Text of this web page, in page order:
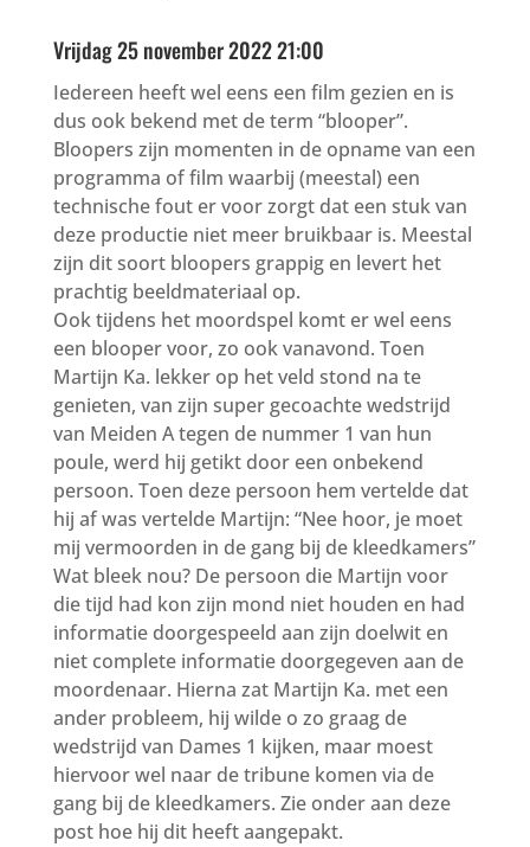
Vrijdag 25 november 2022 21:00
Iedereen heeft wel eens een film gezien en is
dus ook bekend met de term “blooper”.
Bloopers zijn momenten in de opname van een
programma of film waarbij (meestal) een
technische fout er voor zorgt dat een stuk van
deze productie niet meer bruikbaar is. Meestal
zijn dit soort bloopers grappig en levert het
prachtig beeldmateriaal op.
Ook tijdens het moordspel komt er wel eens
een blooper voor, zo ook vanavond. Toen
Martijn Ka. lekker op het veld stond na te
genieten, van zijn super gecoachte wedstrijd
van Meiden A tegen de nummer 1 van hun
poule, werd hij getikt door een onbekend
persoon. Toen deze persoon hem vertelde dat
hij af was vertelde Martijn: “Nee hoor, je moet
mij vermoorden in de gang bij de kleedkamers”
Wat bleek nou? De persoon die Martijn voor
die tijd had kon zijn mond niet houden en had
informatie doorgespeeld aan zijn doelwit en
niet complete informatie doorgegeven aan de
moordenaar. Hierna zat Martijn Ka. met een
ander probleem, hij wilde o zo graag de
wedstrijd van Dames 1 kijken, maar moest
hiervoor wel naar de tribune komen via de
gang bij de kleedkamers. Zie onder aan deze
post hoe hij dit heeft aangepakt.